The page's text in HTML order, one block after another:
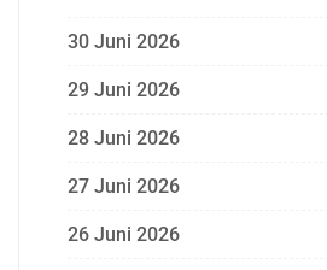
30 Juni 2026
29 Juni 2026
28 Juni 2026
27 Juni 2026
26 Juni 2026